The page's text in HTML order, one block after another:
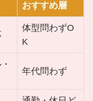
おすすめ層
体型問わずO
K
年代問わず